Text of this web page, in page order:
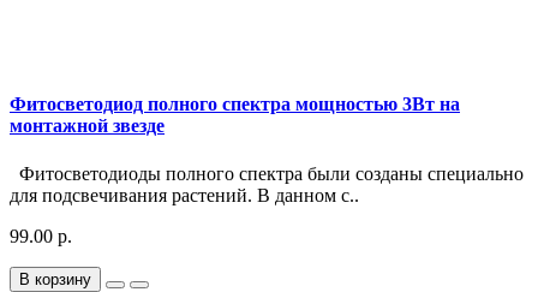
Фитосветодиод полного спектра мощностью 3Вт на
монтажной звезде
Фитосветодиоды полного спектра были созданы специально
для подсвечивания растений. В данном с..
99.00 р.
В корзину